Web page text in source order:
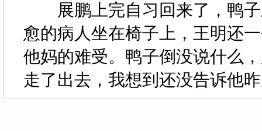
展鹏上完自习回来了，鸭子
愈的病人坐在椅子上，王明还
他妈的难受。鸭子倒没说什么
走了出去，我想到还没告诉他